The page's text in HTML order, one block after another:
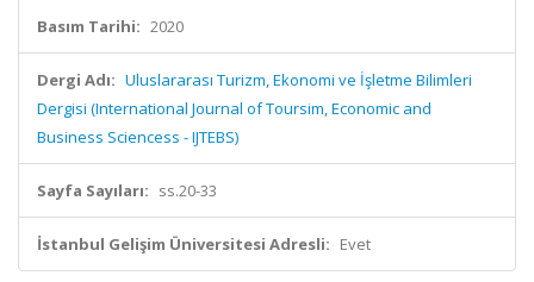
Basım Tarihi: 2020
Dergi Adı: Uluslararası Turizm, Ekonomi ve İşletme Bilimleri
Dergisi (International Journal of Toursim, Economic and
Business Sciencess - IJTEBS)
Sayfa Sayıları: ss.20-33
İstanbul Gelişim Üniversitesi Adresli: Evet